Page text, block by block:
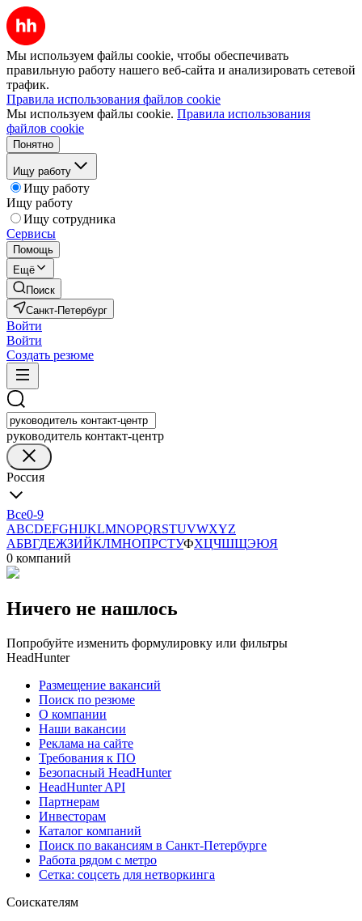
Мы используем файлы cookie, чтобы обеспечивать
правильную работу нашего веб-сайта и анализировать сетевой
трафик.
Правила использования файлов cookie
Мы используем файлы cookie. Правила использования
файлов cookie
Понятно
Ищу работу
Ищу работу
Ищу работу
Ищу сотрудника
Сервисы
Помощь
Ещё
Поиск
Санкт-Петербург
Войти
Войти
Создать резюме
руководитель контакт-центр
Россия
Все0-9
ABCDEFGHIJKLMNOPQRSTUVWXYZ
АБВГДЕЖЗИЙКЛМНОПРСТУФХЦЧШЩЭЮЯ
0 компаний
Ничего не нашлось
Попробуйте изменить формулировку или фильтры
HeadHunter
Размещение вакансий
Поиск по резюме
О компании
Наши вакансии
Реклама на сайте
Требования к ПО
Безопасный HeadHunter
HeadHunter API
Партнерам
Инвесторам
Каталог компаний
Поиск по вакансиям в Санкт-Петербурге
Работа рядом с метро
Сетка: соцсеть для нетворкинга
Соискателям